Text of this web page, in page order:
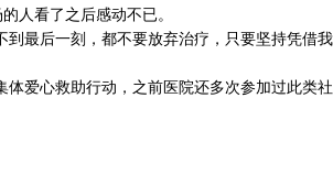
人看了之后感动不已。
最后一刻，都不要放弃治疗，只要坚持凭借我
爱心救助行动，之前医院还多次参加过此类社